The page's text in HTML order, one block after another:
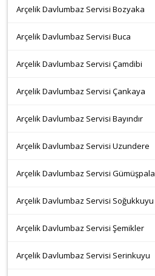
Arçelik Davlumbaz Servisi Bozyaka
Arçelik Davlumbaz Servisi Buca
Arçelik Davlumbaz Servisi Çamdibi
Arçelik Davlumbaz Servisi Çankaya
Arçelik Davlumbaz Servisi Bayındır
Arçelik Davlumbaz Servisi Uzundere
Arçelik Davlumbaz Servisi Gümüşpala
Arçelik Davlumbaz Servisi Soğukkuyu
Arçelik Davlumbaz Servisi Şemikler
Arçelik Davlumbaz Servisi Serinkuyu